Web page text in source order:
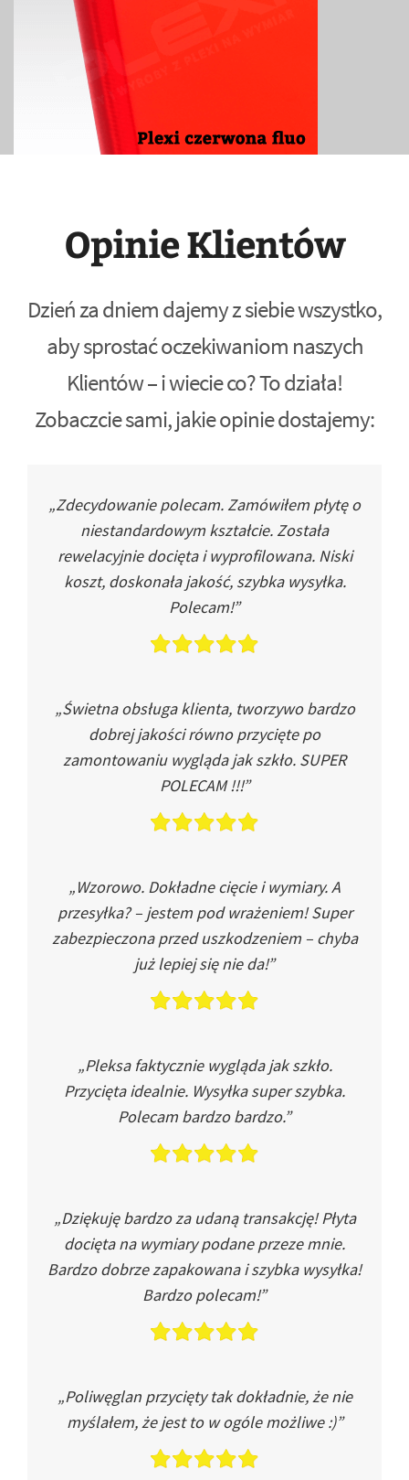
Opinie Klientów
Dzień za dniem dajemy z siebie wszystko,
aby sprostać oczekiwaniom naszych
Klientów – i wiecie co? To działa!
Zobaczcie sami, jakie opinie dostajemy:
„Zdecydowanie polecam. Zamówiłem płytę o
niestandardowym kształcie. Została
rewelacyjnie docięta i wyprofilowana. Niski
koszt, doskonała jakość, szybka wysyłka.
Polecam!”
„Świetna obsługa klienta, tworzywo bardzo
dobrej jakości równo przycięte po
zamontowaniu wygląda jak szkło. SUPER
POLECAM !!!”
„Wzorowo. Dokładne cięcie i wymiary. A
przesyłka? – jestem pod wrażeniem! Super
zabezpieczona przed uszkodzeniem – chyba
już lepiej się nie da!”
„Pleksa faktycznie wygląda jak szkło.
Przycięta idealnie. Wysyłka super szybka.
Polecam bardzo bardzo.”
„Dziękuję bardzo za udaną transakcję! Płyta
docięta na wymiary podane przeze mnie.
Bardzo dobrze zapakowana i szybka wysyłka!
Bardzo polecam!”
„Poliwęglan przycięty tak dokładnie, że nie
myślałem, że jest to w ogóle możliwe :)”